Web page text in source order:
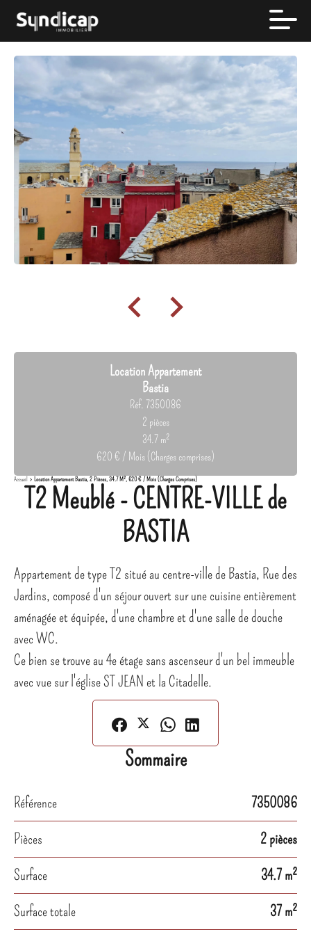
Location Appartement
Bastia
Réf. 7350086
2 pièces
34.7 m²
620 € / Mois (Charges comprises)
Accueil Location Appartement Bastia, 2 Pièces, 34.7 M², 620 € / Mois (Charges Comprises)
T2 Meublé - CENTRE-VILLE de
BASTIA
Appartement de type T2 situé au centre-ville de Bastia, Rue des
Jardins, composé d'un séjour ouvert sur une cuisine entièrement
aménagée et équipée, d'une chambre et d'une salle de douche
avec WC.
Ce bien se trouve au 4e étage sans ascenseur d'un bel immeuble
avec vue sur l'église ST JEAN et la Citadelle.
Sommaire
Référence
7350086
Pièces
2 pièces
Surface
34.7 m²
Surface totale
37 m²